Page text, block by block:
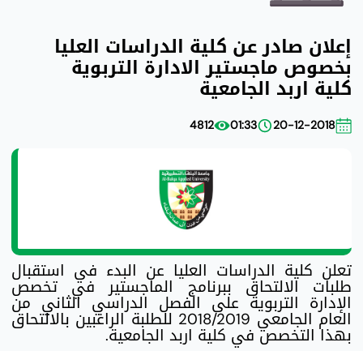
إعلان صادر عن كلية الدراسات العليا
بخصوص ماجستير الادارة التربوية
كلية اربد الجامعية
20-12-2018
01:33
4812
تعلن كلية الدراسات العليا عن البدء في استقبال
طلبات الالتحاق ببرنامج الماجستير في تخصص
الإدارة التربوية على الفصل الدراسي الثاني من
العام الجامعي 2018/2019 للطلبة الراغبين بالالتحاق
بهذا التخصص في كلية اربد الجامعية.